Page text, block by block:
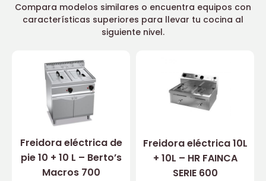
Compara modelos similares o encuentra equipos con
características superiores para llevar tu cocina al
siguiente nivel.
Freidora eléctrica de
pie 10 + 10 L – Berto’s
Macros 700
Freidora eléctrica 10L
+ 10L – HR FAINCA
SERIE 600